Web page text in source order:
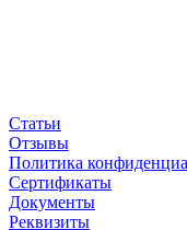
Статьи
Отзывы
Политика
Сертификаты
Документы
Реквизиты